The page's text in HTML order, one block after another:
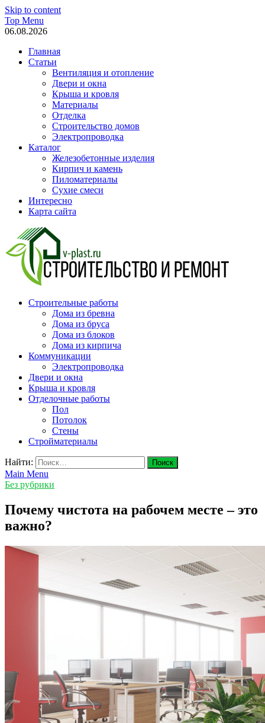
Skip to content
Top Menu
06.08.2026
Главная
Статьи
Вентиляция и отопление
Двери и окна
Крыша и кровля
Материалы
Отделка
Строительство домов
Электропроводка
Каталог
Железобетонные изделия
Кирпич и камень
Пиломатериалы
Сухие смеси
Интересно
Карта сайта
v-plast.ru Строительство и ремонт
Строительные работы
Дома из бревна
Дома из бруса
Дома из блоков
Дома из кирпича
Коммуникации
Электропроводка
Двери и окна
Крыша и кровля
Отделочные работы
Пол
Потолок
Стены
Стройматериалы
Найти:
Main Menu
Без рубрики
Почему чистота на рабочем месте – это
важно?